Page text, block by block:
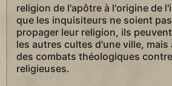
religion de l'apôtre à l'origine de
que les inquisiteurs ne soient
propager leur religion, ils
les autres cultes d'une ville, mais
des combats théologiques
religieuses.